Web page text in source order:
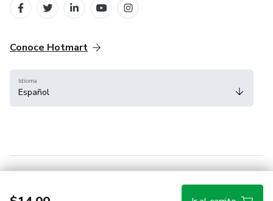
Conoce Hotmart
Idioma
Español